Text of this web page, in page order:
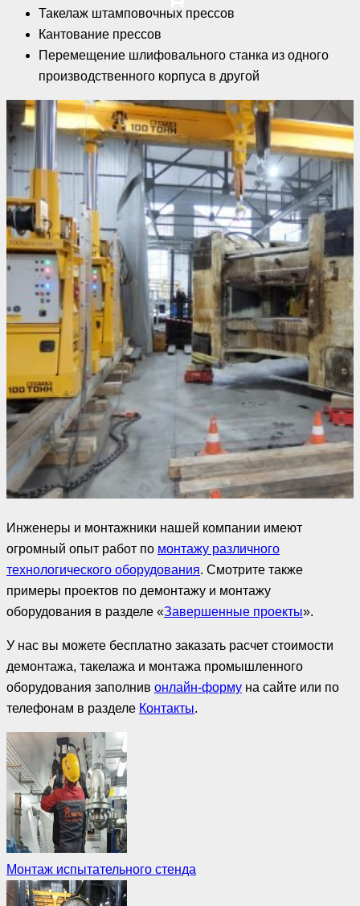
Такелаж штамповочных прессов
Кантование прессов
Перемещение шлифовального станка из одного
производственного корпуса в другой
Инженеры и монтажники нашей компании имеют
огромный опыт работ по монтажу различного
технологического оборудования. Смотрите также
примеры проектов по демонтажу и монтажу
оборудования в разделе «Завершенные проекты».
У нас вы можете бесплатно заказать расчет стоимости
демонтажа, такелажа и монтажа промышленного
оборудования заполнив онлайн-форму на сайте или по
телефонам в разделе Контакты.
Монтаж испытательного стенда